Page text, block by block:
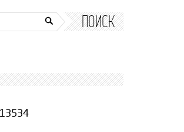
ПОИСК